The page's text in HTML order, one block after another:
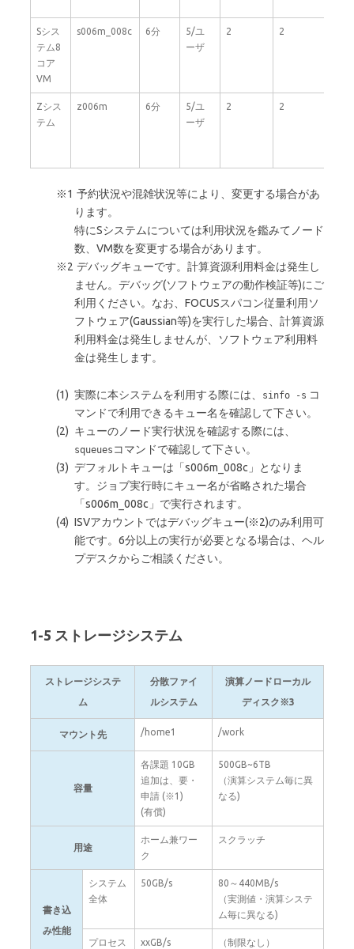
Sシス
テム8
コア
VM
s006m_008c 6分
5/ユ
ーザ
2 2
Zシス
テム
z006m 6分
5/ユ
ーザ
2 2
予約状況や混雑状況等により、変更する場合があ
ります。
特にSシステムについては利用状況を鑑みてノード
数、VM数を変更する場合があります。
デバッグキューです。計算資源利用料金は発生し
ません。デバッグ(ソフトウェアの動作検証等)にご
利用ください。なお、FOCUSスパコン従量利用ソ
フトウェア(Gaussian等)を実行した場合、計算資源
利用料金は発生しませんが、ソフトウェア利用料
金は発生します。
実際に本システムを利用する際には、 sinfo -s コ
マンドで利用できるキュー名を確認して下さい。
キューのノード実行状況を確認する際には、
squeues コマンドで確認して下さい。
デフォルトキューは「s006m_008c」となりま
す。ジョブ実行時にキュー名が省略された場合
「s006m_008c」で実行されます。
ISVアカウントではデバッグキュー(※2)のみ利用可
能です。6分以上の実行が必要となる場合は、ヘル
プデスクからご相談ください。
1-5 ストレージシステム
ストレージシステ
ム
分散ファイ
ルシステム
演算ノードローカル
ディスク※3
マウント先 /home1 /work
容量
各課題 10GB
追加は、要・
申請 (※1)
(有償)
500GB~6TB
（演算システム毎に異
なる)
用途
ホーム兼ワー
ク
スクラッチ
書き込
み性能
システム
全体
50GB/s
80～440MB/s
（実測値・演算システ
ム毎に異なる)
プロセス
xxGB/s （制限なし）